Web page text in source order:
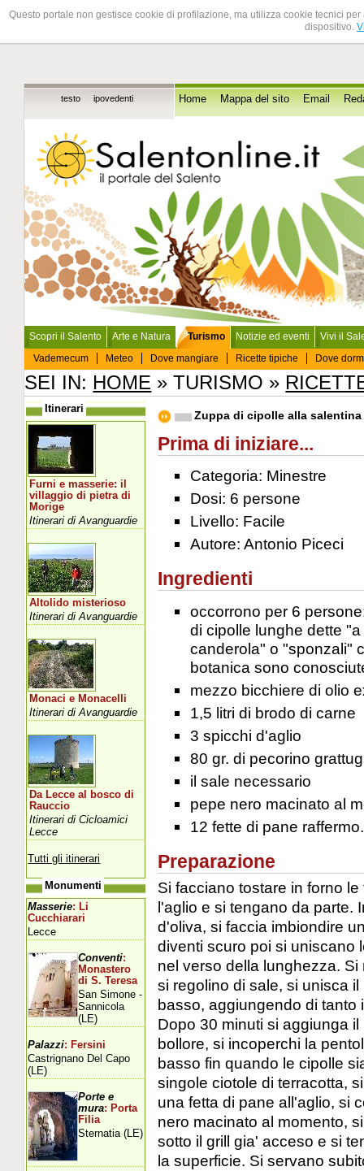
Questo portale non gestisce cookie di profilazione, ma utilizza cookie tecnici
dispositivo.
testo ipovedenti Home Mappa del sito Email
Scopri il Salento Arte e Natura
Turismo
Vademecum
Meteo Dove mangiare Ricette tipiche Dove
Notizie ed eventi Vivi il
SEI IN: HOME » TURISMO »
Zuppa di cipolle alla salentina
Prima di iniziare...
Categoria: Minestre
Dosi: 6 persone
Livello: Facile
Autore: Antonio Piceci
Ingredienti
occorrono per 6
di cipolle lunghe dette "a
canderola" o "sponzali"
botanica sono
mezzo bicchiere di olio
1,5 litri di brodo di carne
3 spicchi d'aglio
80 gr. di pecorino
il sale necessario
pepe nero macinato al
12 fette di pane raffermo.
Preparazione
Si facciano tostare in forno
l'aglio e si tengano da parte.
d'oliva, si faccia imbiondire
diventi scuro poi si uniscano
nel verso della lunghezza.
si regolino di sale, si unisca
basso, aggiungendo di
Dopo 30 minuti si aggiunga
bollore, si incoperchi la
basso fin quando le cipolle
singole ciotole di terracotta,
una fetta di pane all'aglio, si
nero macinato al momento,
sotto il grill gia' acceso e si
la superficie. Si servano
Itinerari
Furni e masserie: il
villaggio di pietra di
Morige
Itinerari di Avanguardie
Altolido misterioso
Itinerari di Avanguardie
Monaci e Monacelli
Itinerari di Avanguardie
Da Lecce al bosco di
Rauccio
Itinerari di Cicloamici
Lecce
Tutti gli itinerari
Monumenti
Masserie: Li
Cucchiarari
Lecce
Conventi:
Monastero
di S. Teresa
San Simone -
Sannicola
(LE)
Palazzi: Fersini
Castrignano Del Capo
(LE)
Porte e
mura: Porta
Filia
Sternatia (LE)